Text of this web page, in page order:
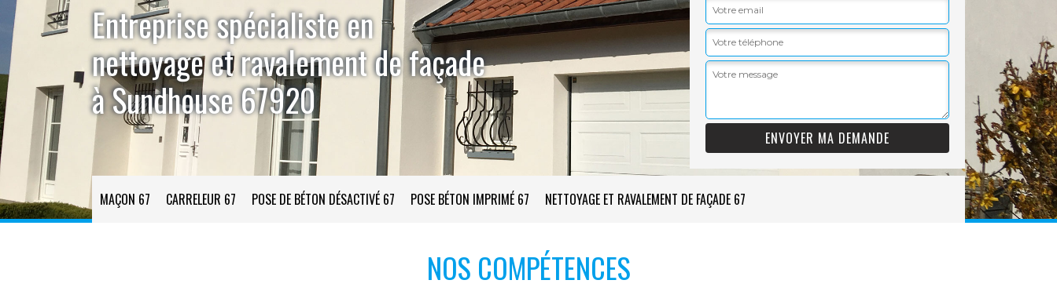
Entreprise spécialiste en
nettoyage et ravalement de façade
à Sundhouse 67920
MAÇON 67 CARRELEUR 67 POSE DE BÉTON DÉSACTIVÉ 67 POSE BÉTON IMPRIMÉ 67 NETTOYAGE ET RAVALEMENT DE FAÇADE 67
NOS COMPÉTENCES